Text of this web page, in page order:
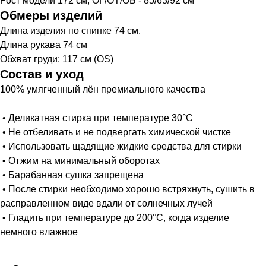
Обмеры изделий
Длина изделия по спинке 74 см.
Длина рукава 74 см
Обхват груди: 117 см (OS)
Состав и уход
100% умягченный лён премиального качества
• Деликатная стирка при температуре 30°С
• Не отбеливать и не подвергать химической чистке
• Использовать щадящие жидкие средства для стирки
• Отжим на минимальный оборотах
• Барабанная сушка запрещена
• После стирки необходимо хорошо встряхнуть, сушить в
расправленном виде вдали от солнечных лучей
• Гладить при температуре до 200°С, когда изделие
немного влажное
+7 812 425 33 20
owncodebrand2020@gmail.com